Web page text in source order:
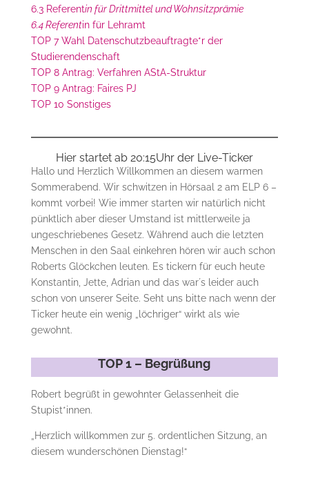
6.3 Referentin für Drittmittel und Wohnsitzprämie
6.4 Referentin für Lehramt
TOP 7 Wahl Datenschutzbeauftragte*r der
Studierendenschaft
TOP 8 Antrag: Verfahren AStA-Struktur
TOP 9 Antrag: Faires PJ
TOP 10 Sonstiges
Hier startet ab 20:15Uhr der Live-Ticker
Hallo und Herzlich Willkommen an diesem warmen
Sommerabend. Wir schwitzen in Hörsaal 2 am ELP 6 –
kommt vorbei! Wie immer starten wir natürlich nicht
pünktlich aber dieser Umstand ist mittlerweile ja
ungeschriebenes Gesetz. Während auch die letzten
Menschen in den Saal einkehren hören wir auch schon
Roberts Glöckchen leuten. Es tickern für euch heute
Konstantin, Jette, Adrian und das war´s leider auch
schon von unserer Seite. Seht uns bitte nach wenn der
Ticker heute ein wenig „löchriger“ wirkt als wie
gewohnt.
TOP 1 – Begrüßung
Robert begrüßt in gewohnter Gelassenheit die
Stupist*innen.
„Herzlich willkommen zur 5. ordentlichen Sitzung, an
diesem wunderschönen Dienstag!“